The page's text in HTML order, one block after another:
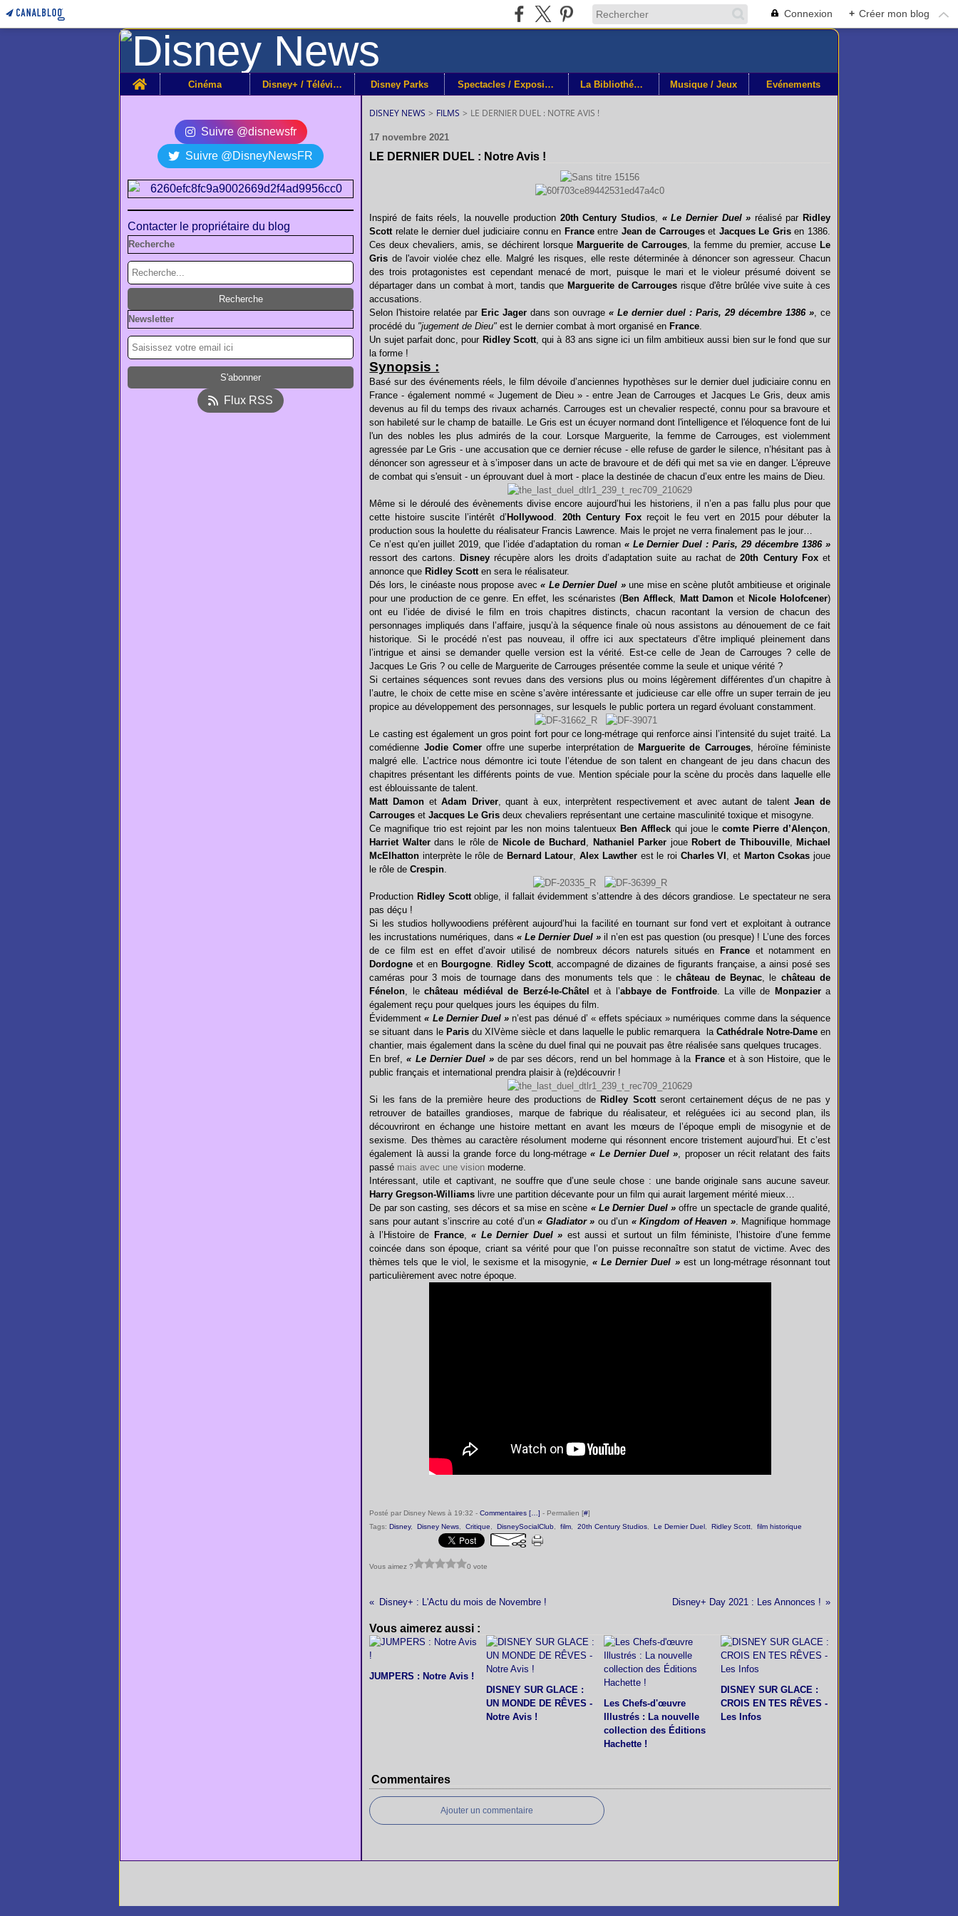
Connexion + Créer mon blog
Home
Cinéma Disney+ / Télévision Disney Parks Spectacles / Expositions La Bibliothéque Musique / Jeux Événements
Suivre @disnewsfr
Suivre @DisneyNewsFR
Contacter le propriétaire du blog
Recherche
Newsletter
Flux RSS
DISNEY NEWS > FILMS > LE DERNIER DUEL : NOTRE AVIS !
17 novembre 2021
LE DERNIER DUEL : Notre Avis !
Inspiré de faits réels, la nouvelle production 20th Century Studios, « Le Dernier Duel » réalisé par Ridley
Scottrelate le dernier duel judiciaire connu en Franceentre Jean de Carrougeset Jacques Le Grisen 1386.
Ces deux chevaliers, amis, se déchirent lorsque Marguerite de Carrouges, la femme du premier, accuse Le
Gris de l'avoir violée chez elle. Malgré les risques, elle reste déterminée à dénoncer son agresseur. Chacun
des trois protagonistes est cependant menacé de mort, puisque le mari et le violeur présumé doivent se
départager dans un combat à mort, tandis que Marguerite de Carrouges risque d'être brûlée vive suite à ces
accusations.
Selon l'histoire relatée par Eric Jager dans son ouvrage« Le dernier duel : Paris, 29 décembre 1386 », ce
procédé du "jugement de Dieu" est le dernier combat à mort organisé en France.
Un sujet parfait donc, pour Ridley Scott, qui à 83 ans signe ici un film ambitieux aussi bien sur le fond que sur
la forme !
Synopsis :
Basé sur des événements réels, le film dévoile d’anciennes hypothèses sur le dernier duel judiciaire connu en
France - également nommé « Jugement de Dieu » - entre Jean de Carrouges et Jacques Le Gris, deux amis
devenus au fil du temps des rivaux acharnés. Carrouges est un chevalier respecté, connu pour sa bravoure et
son habileté sur le champ de bataille. Le Gris est un écuyer normand dont l'intelligence et l'éloquence font de lui
l'un des nobles les plus admirés de la cour. Lorsque Marguerite, la femme de Carrouges, est violemment
agressée par Le Gris - une accusation que ce dernier récuse - elle refuse de garder le silence, n’hésitant pas à
dénoncer son agresseur et à s’imposer dans un acte de bravoure et de défi qui met sa vie en danger. L'épreuve
de combat qui s'ensuit - un éprouvant duel à mort - place la destinée de chacun d’eux entre les mains de Dieu.
Même si le déroulé des évènements divise encore aujourd’hui les historiens, il n’en a pas fallu plus pour que
cette histoire suscite l’intérêt d’ Hollywood . 20th Century Foxreçoit le feu vert en 2015 pour débuter la
production sous la houlette du réalisateur Francis Lawrence. Mais le projet ne verra finalement pas le jour…
Ce n’est qu’en juillet 2019, que l’idée d’adaptation du roman« Le Dernier Duel : Paris, 29 décembre 1386 »
ressort des cartons. Disney récupère alors les droits d’adaptation suite au rachat de20th Century Foxet
annonce que Ridley Scotten sera le réalisateur.
Dés lors, le cinéaste nous propose avec « Le Dernier Duel »une mise en scène plutôt ambitieuse et originale
pour une production de ce genre. En effet, les scénaristes (Ben Affleck, Matt Damonet Nicole Holofcener)
ont eu l’idée de divisé le film en trois chapitres distincts, chacun racontant la version de chacun des
personnages impliqués dans l’affaire, jusqu’à la séquence finale où nous assistons au dénouement de ce fait
historique. Si le procédé n’est pas nouveau, il offre ici aux spectateurs d’être impliqué pleinement dans
l’intrigue et ainsi se demander quelle version est la vérité. Est-ce celle de Jean de Carrouges ? celle de
Jacques Le Gris ? ou celle de Marguerite de Carrouges présentée comme la seule et unique vérité ?
Si certaines séquences sont revues dans des versions plus ou moins légèrement différentes d’un chapitre à
l’autre, le choix de cette mise en scène s’avère intéressante et judicieuse car elle offre un super terrain de jeu
propice au développement des personnages, sur lesquels le public portera un regard évoluant constamment.
Le casting est également un gros point fort pour ce long-métrage qui renforce ainsi l’intensité du sujet traité. La
comédienne Jodie Comeroffre une superbe interprétation deMarguerite de Carrouges, héroïne féministe
malgré elle. L’actrice nous démontre ici toute l’étendue de son talent en changeant de jeu dans chacun des
chapitres présentant les différents points de vue. Mention spéciale pour la scène du procès dans laquelle elle
est éblouissante de talent.
Matt DamonetAdam Driver, quant à eux, interprètent respectivement et avec autant de talentJean de
Carrouges etJacques Le Gris deux chevaliers représentant une certaine masculinité toxique et misogyne.
Ce magnifique trio est rejoint par les non moins talentueux Ben Affleck qui joue le comte Pierre d’Alençon,
Harriet Walterdans le rôle de Nicole de Buchard , Nathaniel Parker joue Robert de Thibouville, Michael
McElhatton interprète le rôle de Bernard Latour,Alex Lawtherest le roi Charles VI , et Marton Csokas joue
le rôle deCrespin.
Production Ridley Scottoblige, il fallait évidemment s’attendre à des décors grandiose. Le spectateur ne sera
pas déçu !
Si les studios hollywoodiens préfèrent aujourd’hui la facilité en tournant sur fond vert et exploitant à outrance
les incrustations numériques, dans « Le Dernier Duel » il n’en est pas question (ou presque) ! L’une des forces
de ce film est en effet d’avoir utilisé de nombreux décors naturels situés en
Franceet notamment en
Dordogne et en Bourgogne. Ridley Scott, accompagné de dizaines de figurants française, a ainsi posé ses
caméras pour 3 mois de tournage dans des monuments tels que : lechâteau de Beynac, le château de
Fénelon, lechâteau médiéval de Berzé-le-Châtel et à l’abbaye de Fontfroide. La ville de Monpaziera
également reçu pour quelques jours les équipes du film.
Évidemment« Le Dernier Duel » n’est pas dénué d’ « effets spéciaux » numériques comme dans la séquence
se situant dans leParisdu XIVème siècle et dans laquelle le public remarquera la Cathédrale Notre-Dameen
chantier, mais également dans la scène du duel final qui ne pouvait pas être réalisée sans quelques trucages.
En bref,« Le Dernier Duel »de par ses décors, rend un bel hommage à la Franceet à son Histoire, que le
public français et international prendra plaisir à (re)découvrir !
Si les fans de la première heure des productions de Ridley Scottseront certainement déçus de ne pas y
retrouver de batailles grandioses, marque de fabrique du réalisateur, et reléguées ici au second plan, ils
découvriront en échange une histoire mettant en avant les mœurs de l’époque empli de misogynie et de
sexisme. Des thèmes au caractère résolument moderne qui résonnent encore tristement aujourd’hui. Et c’est
également là aussi la grande force du long-métrage« Le Dernier Duel », proposer un récit relatant des faits
passé mais avec une vision moderne.
Intéressant, utile et captivant, ne souffre que d’une seule chose : unebande originale sans aucune saveur.
Harry Gregson-Williams livre une partition décevante pour un film qui aurait largement mérité mieux…
De par son casting, ses décors et sa mise en scène « Le Dernier Duel » offre un spectacle de grande qualité,
sans pour autant s’inscrire au coté d’un« Gladiator » ou d’un « Kingdom of Heaven ». Magnifique hommage
à l’Histoire de France,« Le Dernier Duel » est aussi et surtout un film féministe, l’histoire d’une femme
coincée dans son époque, criant sa vérité pour que l’on puisse reconnaître son statut de victime. Avec des
thèmes tels que le viol, le sexisme et la misogynie, « Le Dernier Duel » est un long-métrage résonnant tout
particulièrement avec notre époque.
Posté par Disney News à 19:32 -Commentaires [ …] - Permalien [#]
Tags:Disney,Disney News ,Critique ,DisneySocialClub ,film ,20th Century Studios ,Le Dernier Duel ,Ridley Scott ,film historique
Vous aimez ? 0 vote
Disney+ : L'Actu du mois de Novembre ! Disney+ Day 2021 : Les Annonces !
Vous aimerez aussi :
JUMPERS : Notre Avis !
DISNEY SUR GLACE :
UN MONDE DE RÊVES -
Notre Avis !
Les Chefs-d'œuvre
Illustrés : La nouvelle
collection des Éditions
Hachette !
DISNEY SUR GLACE :
CROIS EN TES RÊVES -
Les Infos
Commentaires
Ajouter un commentaire